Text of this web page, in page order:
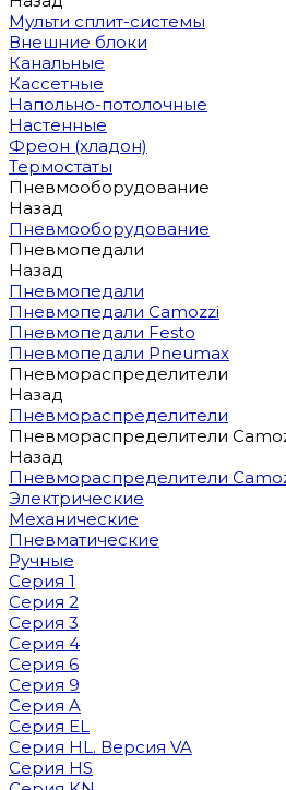
Мульти сплит-системы
Внешние блоки
Канальные
Кассетные
Напольно-потолочные
Настенные
Фреон (хладон)
Термостаты
Пневмооборудование
Назад
Пневмооборудование
Пневмопедали
Назад
Пневмопедали
Пневмопедали Camozzi
Пневмопедали Festo
Пневмопедали Pneumax
Пневмораспределители
Назад
Пневмораспределители
Пневмораспределители
Назад
Пневмораспределители
Электрические
Механические
Пневматические
Ручные
Серия 1
Серия 2
Серия 3
Серия 4
Серия 6
Серия 9
Серия A
Серия EL
Серия HL. Версия VA
Серия HS